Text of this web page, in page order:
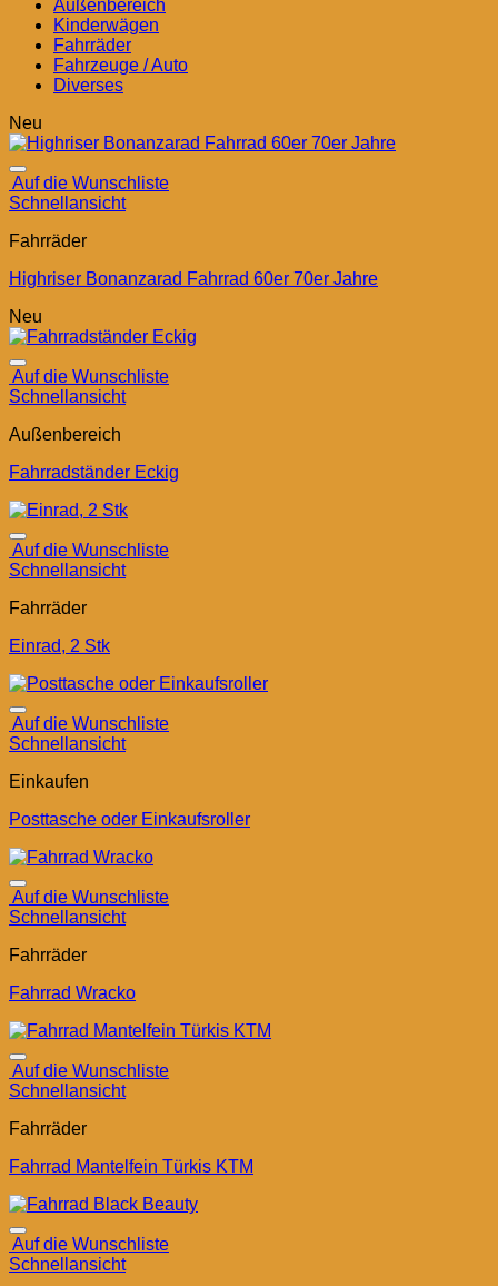
Außenbereich
Kinderwägen
Fahrräder
Fahrzeuge / Auto
Diverses
Neu
Auf die Wunschliste
Schnellansicht
Fahrräder
Highriser Bonanzarad Fahrrad 60er 70er Jahre
Neu
Auf die Wunschliste
Schnellansicht
Außenbereich
Fahrradständer Eckig
Auf die Wunschliste
Schnellansicht
Fahrräder
Einrad, 2 Stk
Auf die Wunschliste
Schnellansicht
Einkaufen
Posttasche oder Einkaufsroller
Auf die Wunschliste
Schnellansicht
Fahrräder
Fahrrad Wracko
Auf die Wunschliste
Schnellansicht
Fahrräder
Fahrrad Mantelfein Türkis KTM
Auf die Wunschliste
Schnellansicht